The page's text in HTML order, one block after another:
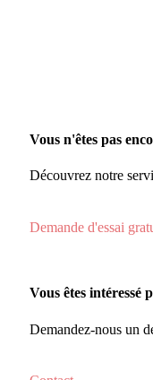
Vous n'êtes pas
Découvrez notre
Demande d'essai
Vous êtes intéressé
Demandez-nous un